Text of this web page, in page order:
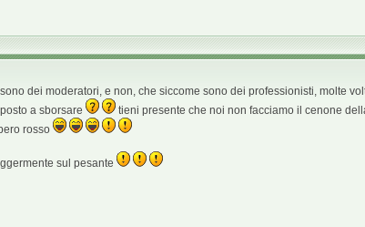
dei moderatori, e non, che siccome sono dei professionisti, molte
a sborsare
tieni presente che noi non facciamo il cenone
rosso
sul pesante